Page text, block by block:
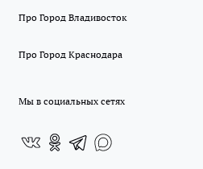
Про Город Владивосток
Про Город Краснодара
Мы в социальных сетях